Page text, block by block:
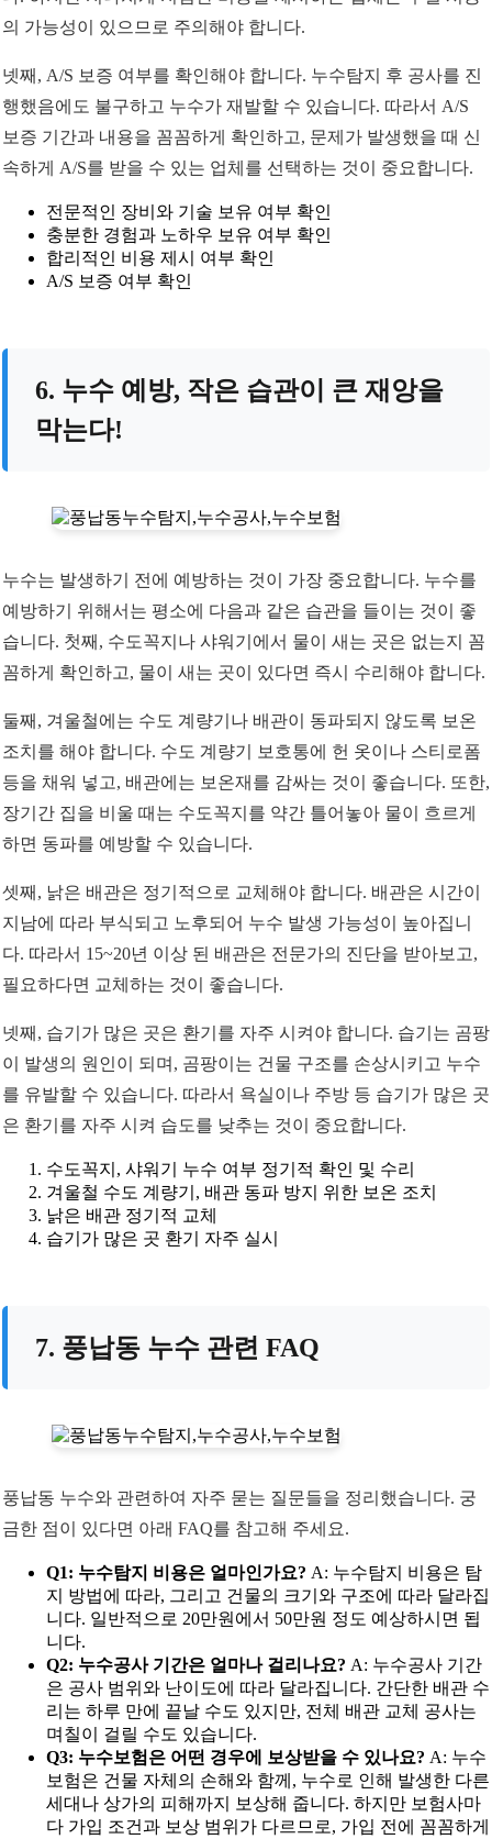
의 가능성이 있으므로 주의해야 합니다.
넷째, A/S 보증 여부를 확인해야 합니다. 누수탐지 후 공사를 진
행했음에도 불구하고 누수가 재발할 수 있습니다. 따라서 A/S
보증 기간과 내용을 꼼꼼하게 확인하고, 문제가 발생했을 때 신
속하게 A/S를 받을 수 있는 업체를 선택하는 것이 중요합니다.
전문적인 장비와 기술 보유 여부 확인
충분한 경험과 노하우 보유 여부 확인
합리적인 비용 제시 여부 확인
A/S 보증 여부 확인
6. 누수 예방, 작은 습관이 큰 재앙을
막는다!
누수는 발생하기 전에 예방하는 것이 가장 중요합니다. 누수를
예방하기 위해서는 평소에 다음과 같은 습관을 들이는 것이 좋
습니다. 첫째, 수도꼭지나 샤워기에서 물이 새는 곳은 없는지 꼼
꼼하게 확인하고, 물이 새는 곳이 있다면 즉시 수리해야 합니다.
둘째, 겨울철에는 수도 계량기나 배관이 동파되지 않도록 보온
조치를 해야 합니다. 수도 계량기 보호통에 헌 옷이나 스티로폼
등을 채워 넣고, 배관에는 보온재를 감싸는 것이 좋습니다. 또한,
장기간 집을 비울 때는 수도꼭지를 약간 틀어놓아 물이 흐르게
하면 동파를 예방할 수 있습니다.
셋째, 낡은 배관은 정기적으로 교체해야 합니다. 배관은 시간이
지남에 따라 부식되고 노후되어 누수 발생 가능성이 높아집니
다. 따라서 15~20년 이상 된 배관은 전문가의 진단을 받아보고,
필요하다면 교체하는 것이 좋습니다.
넷째, 습기가 많은 곳은 환기를 자주 시켜야 합니다. 습기는 곰팡
이 발생의 원인이 되며, 곰팡이는 건물 구조를 손상시키고 누수
를 유발할 수 있습니다. 따라서 욕실이나 주방 등 습기가 많은 곳
은 환기를 자주 시켜 습도를 낮추는 것이 중요합니다.
수도꼭지, 샤워기 누수 여부 정기적 확인 및 수리
겨울철 수도 계량기, 배관 동파 방지 위한 보온 조치
낡은 배관 정기적 교체
습기가 많은 곳 환기 자주 실시
7. 풍납동 누수 관련 FAQ
풍납동 누수와 관련하여 자주 묻는 질문들을 정리했습니다. 궁
금한 점이 있다면 아래 FAQ를 참고해 주세요.
Q1: 누수탐지 비용은 얼마인가요? A: 누수탐지 비용은 탐
지 방법에 따라, 그리고 건물의 크기와 구조에 따라 달라집
니다. 일반적으로 20만원에서 50만원 정도 예상하시면 됩
니다.
Q2: 누수공사 기간은 얼마나 걸리나요? A: 누수공사 기간
은 공사 범위와 난이도에 따라 달라집니다. 간단한 배관 수
리는 하루 만에 끝날 수도 있지만, 전체 배관 교체 공사는
며칠이 걸릴 수도 있습니다.
Q3: 누수보험은 어떤 경우에 보상받을 수 있나요? A: 누수
보험은 건물 자체의 손해와 함께, 누수로 인해 발생한 다른
세대나 상가의 피해까지 보상해 줍니다. 하지만 보험사마
다 가입 조건과 보상 범위가 다르므로, 가입 전에 꼼꼼하게